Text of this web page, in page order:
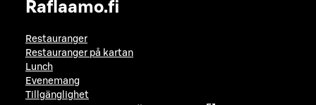
Raflaamo.fi
Restauranger
Restauranger på kartan
Lunch
Evenemang
Tillgänglighet